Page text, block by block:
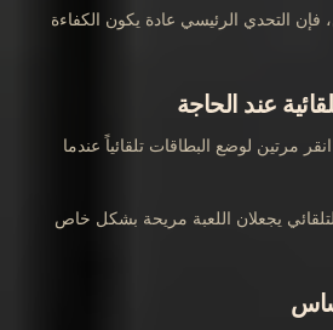
فإن التحدي الرئيسي عادة يكون الكفاءة
عند الحاجة
مرتين لوضع البطاقات تلقائياً عندما
يجعلان اللعبة مريحة بشكل خاص